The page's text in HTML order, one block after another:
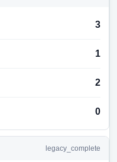
3
1
2
0
legacy_complete